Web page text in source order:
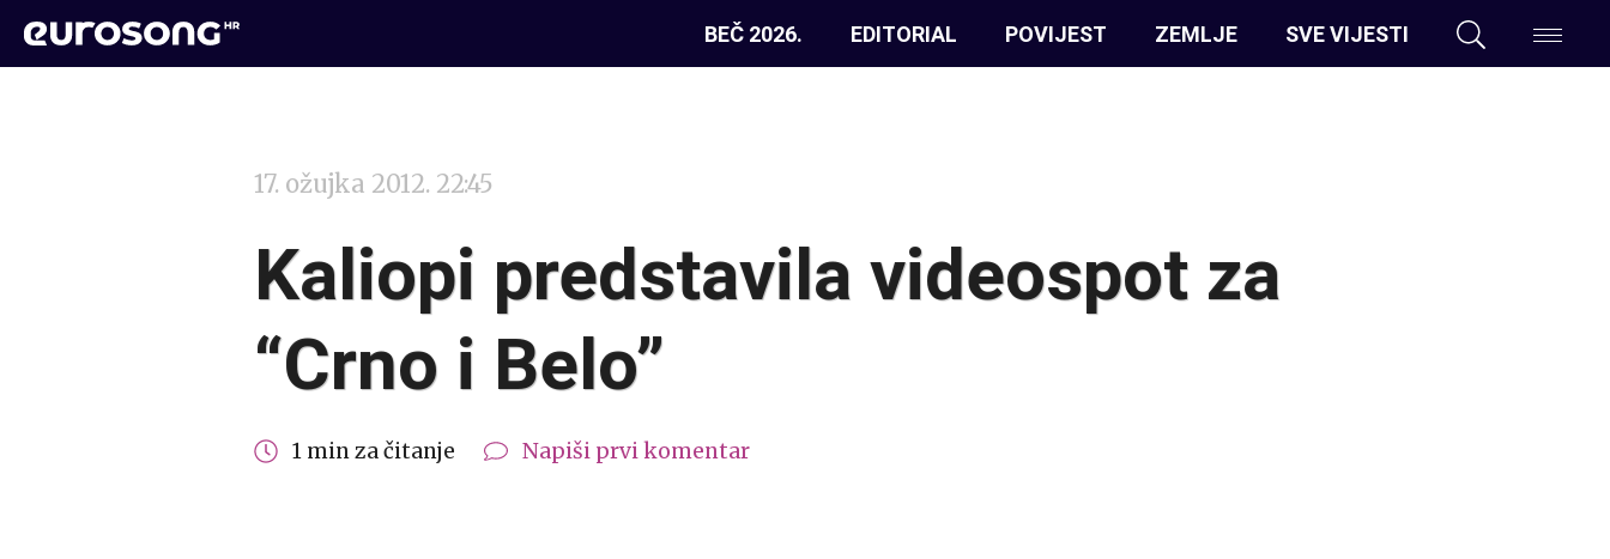
BEČ 2026. EDITORIAL POVIJEST ZEMLJE SVE VIJESTI
17. ožujka 2012. 22:45
Kaliopi predstavila videospot za
“Crno i Belo”
1 min za čitanje Napiši prvi komentar